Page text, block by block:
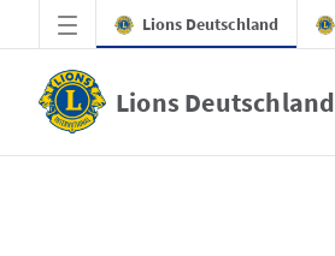
Zum Hauptinhalt springen
Lions Deutschland
Lions Deutschland